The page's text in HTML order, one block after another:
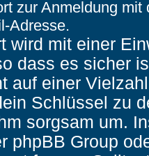
zur Anmeldung
Adresse.
wird mit einer
dass es sicher
auf einer
Schlüssel zu
sorgsam um.
phpBB Group